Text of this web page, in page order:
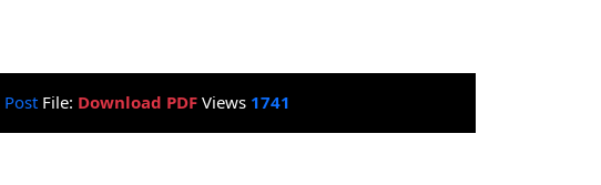
PostFile: Download PDFViews 1741